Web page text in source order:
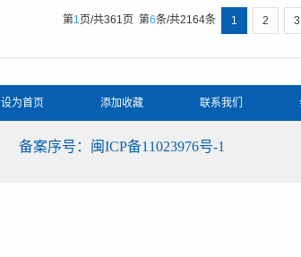
第1 页/共361 页 第6条/共2164条 1 2 3
设为首页 添加收藏 联系我们
备案序号：闽ICP备11023976号-1